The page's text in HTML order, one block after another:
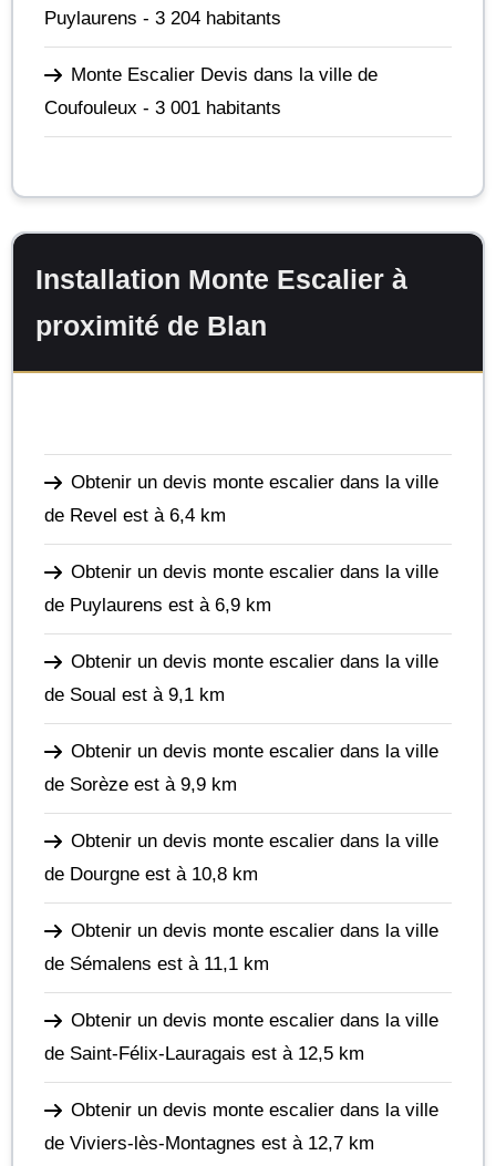
Puylaurens - 3 204 habitants
Monte Escalier Devis dans la ville de
Coufouleux - 3 001 habitants
Installation Monte Escalier à
proximité de Blan
Obtenir un devis monte escalier dans la ville
de Revel est à 6,4 km
Obtenir un devis monte escalier dans la ville
de Puylaurens est à 6,9 km
Obtenir un devis monte escalier dans la ville
de Soual est à 9,1 km
Obtenir un devis monte escalier dans la ville
de Sorèze est à 9,9 km
Obtenir un devis monte escalier dans la ville
de Dourgne est à 10,8 km
Obtenir un devis monte escalier dans la ville
de Sémalens est à 11,1 km
Obtenir un devis monte escalier dans la ville
de Saint-Félix-Lauragais est à 12,5 km
Obtenir un devis monte escalier dans la ville
de Viviers-lès-Montagnes est à 12,7 km